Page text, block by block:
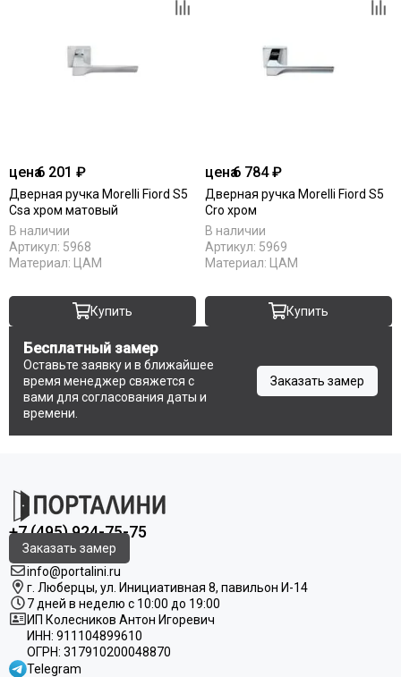
Regi Doors
Uberture
Акма
АСД
Дворецкий
ЗАО ПО Одинцово
Ока
Пожметком
Текона
Шейл Дорс
Юркас
цена6 201 ₽
Дверная ручка Morelli Fiord S5
Csa хром матовый
В наличии
Артикул: 5968
Материал: ЦАМ
Купить
цена6 784 ₽
Дверная ручка Morelli Fiord S5
Cro хром
В наличии
Артикул: 5969
Материал: ЦАМ
Купить
Бесплатный замер
Оставьте заявку и в ближайшее
время менеджер свяжется с
вами для согласования даты и
времени.
Заказать замер
+7 (495) 924-75-75
Заказать замер
info@portalini.ru
г. Люберцы, ул. Инициативная 8, павильон И-14
7 дней в неделю с 10:00 до 19:00
ИП Колесников Антон Игоревич
ИНН: 911104899610
ОГРН: 317910200048870
Telegram